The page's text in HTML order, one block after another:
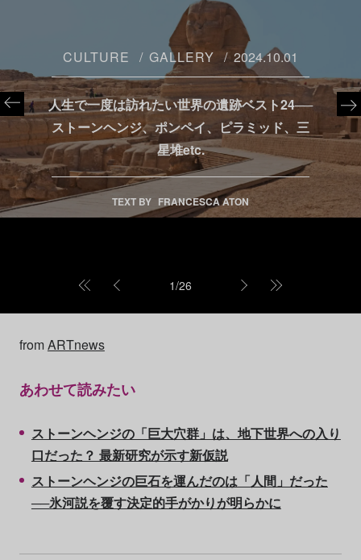
CULTURE GALLERY 2024.10.01
人生で一度は訪れたい世界の遺跡ベスト24──
ストーンヘンジ、ポンペイ、ピラミッド、三
星堆etc.
TEXT BY FRANCESCA ATON
1/26
fromARTnews
あわせて読みたい
ストーンヘンジの「巨大穴群」は、地下世界への入り
口だった？ 最新研究が示す新仮説
ストーンヘンジの巨石を運んだのは「人間」だった
──氷河説を覆す決定的手がかりが明らかに